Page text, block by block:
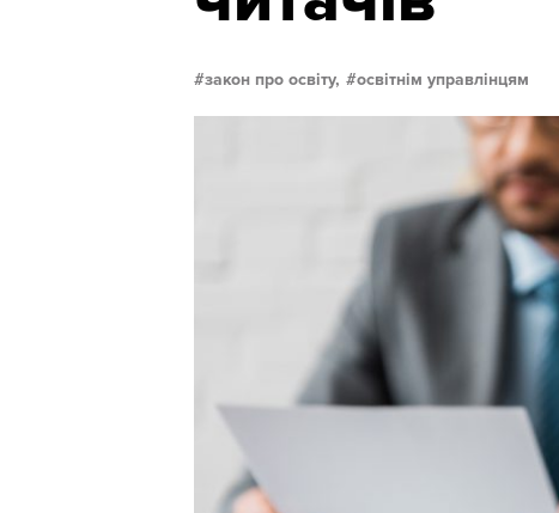
закон про освіту, освітнім управлінцям